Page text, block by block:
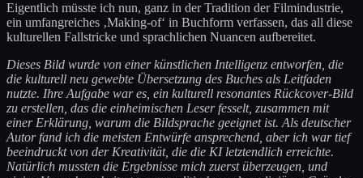
Eigentlich müsste ich nun, ganz in der Tradition der Filmindustrie,
ein umfangreiches ‚Making-of‘ in Buchform verfassen, das all diese
kulturellen Fallstricke und sprachlichen Nuancen aufbereitet.
Dieses Bild wurde von einer künstlichen Intelligenz entworfen, die
die kulturell neu gewebte Übersetzung des Buches als Leitfaden
nutzte. Ihre Aufgabe war es, ein kulturell resonantes Rückcover-Bild
zu erstellen, das die einheimischen Leser fesselt, zusammen mit
einer Erklärung, warum die Bildsprache geeignet ist. Als deutscher
Autor fand ich die meisten Entwürfe ansprechend, aber ich war tief
beeindruckt von der Kreativität, die die KI letztendlich erreichte.
Natürlich mussten die Ergebnisse mich zuerst überzeugen, und